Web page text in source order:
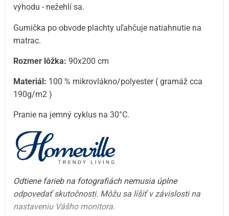
výhodu - nežehlí sa.
Gumička po obvode plachty uľahčuje natiahnutie na
matrac.
Rozmer lôžka: 90x200 cm
Materiál: 100 % mikrovlákno/polyester ( gramáž cca
190g/m2 )
Pranie na jemný cyklus na 30°C.
Odtiene farieb na fotografiách nemusia úplne
odpovedať skutočnosti. Môžu sa líšiť v závislosti na
nastaveniu Vášho monitora.